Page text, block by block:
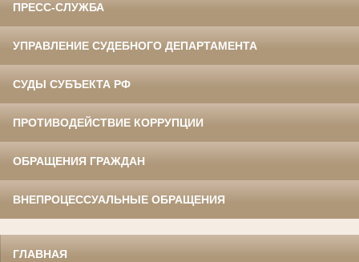
ПРЕСС-СЛУЖБА
УПРАВЛЕНИЕ СУДЕБНОГО ДЕПАРТАМЕНТА
СУДЫ СУБЪЕКТА РФ
ПРОТИВОДЕЙСТВИЕ КОРРУПЦИИ
ОБРАЩЕНИЯ ГРАЖДАН
ВНЕПРОЦЕССУАЛЬНЫЕ ОБРАЩЕНИЯ
ГЛАВНАЯ